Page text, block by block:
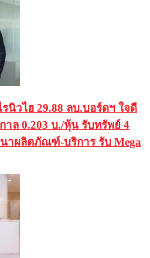
นิวไฮ 29.88 ลบ.บอร์ดฯ ใจดี
าล 0.203 บ./หุ้น รับทรัพย์ 4
าผลิตภัณฑ์-บริการ รับ Mega